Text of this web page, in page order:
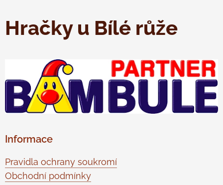
Hračky u Bílé růže
Informace
Pravidla ochrany soukromí
Obchodní podmínky